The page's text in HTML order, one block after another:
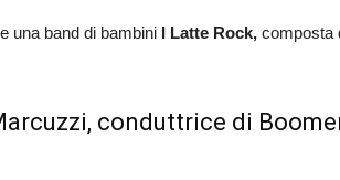
una band di bambini I Latte Rock, composta
conduttrice di